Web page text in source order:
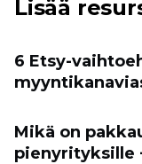
Lisää
6 Etsy-
Mikä on
pienyrityksille